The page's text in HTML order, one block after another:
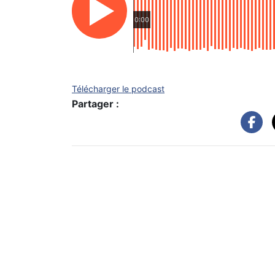
0:00
Télécharger le podcast
Partager :